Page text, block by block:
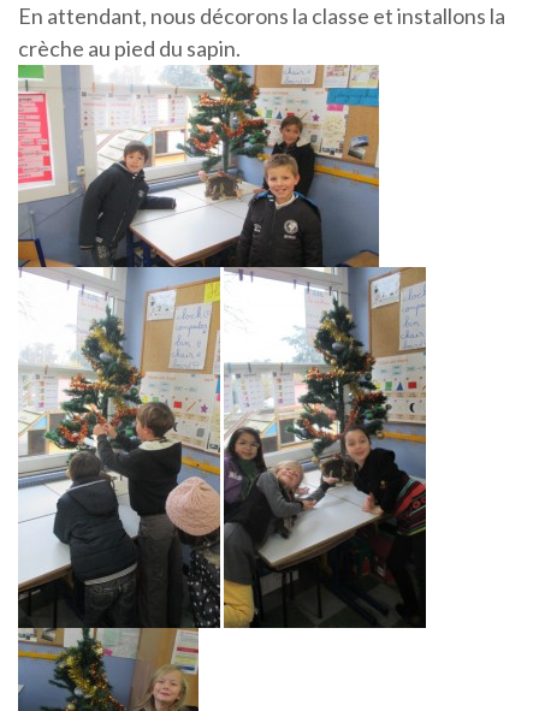
En attendant, nous décorons la classe et installons la
crèche au pied du sapin.